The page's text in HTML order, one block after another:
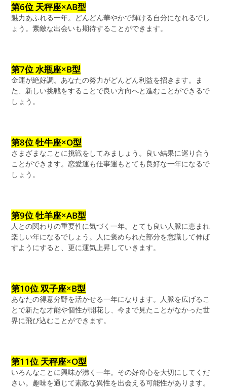
第6位 天秤座×AB型
魅力あふれる一年。どんどん華やかで輝ける自分になれるでし
ょう。素敵な出会いも期待することができます。
第7位 水瓶座×B型
金運が絶好調。あなたの努力がどんどん利益を招きます。ま
た、新しい挑戦をすることで良い方向へと進むことができるで
しょう。
第8位 牡牛座×O型
さまざまなことに挑戦をしてみましょう。良い結果に巡り合う
ことができます。恋愛運も仕事運もとても良好な一年になるで
しょう。
第9位 牡羊座×AB型
人との関わりの重要性に気づく一年。とても良い人脈に恵まれ
楽しい年になるでしょう。人に褒められた部分を意識して伸ば
すようにすると、更に運気上昇していきます。
第10位 双子座×B型
あなたの得意分野を活かせる一年になります。人脈を広げるこ
とで新たな才能や個性が開花し、今まで見たことがなかった世
界に飛び込むことができます。
第11位 天秤座×O型
いろんなことに興味が沸く一年。その好奇心を大切にしてくだ
さい。趣味を通じて素敵な異性を出会える可能性があります。